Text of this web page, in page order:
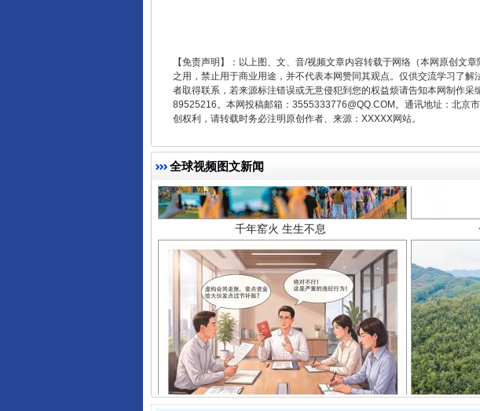
【免责声明】：以上图、文、音/视频文章内容转载于网络（本网原创文
之用，禁止用于商业用途，并不代表本网赞同其观点。仅供交流学习了
者取得联系，若来源标注错误或无意侵犯到您的权益烦请告知本网制作
89525216。本网投稿邮箱：3555333776@QQ.COM。通讯地址：北京
创权利，请转载时务必注明原创作者、来源：XXXXX网站。
全球视频图文新闻
千年窑火 生生不息
揭开“小金库”的免责幌子